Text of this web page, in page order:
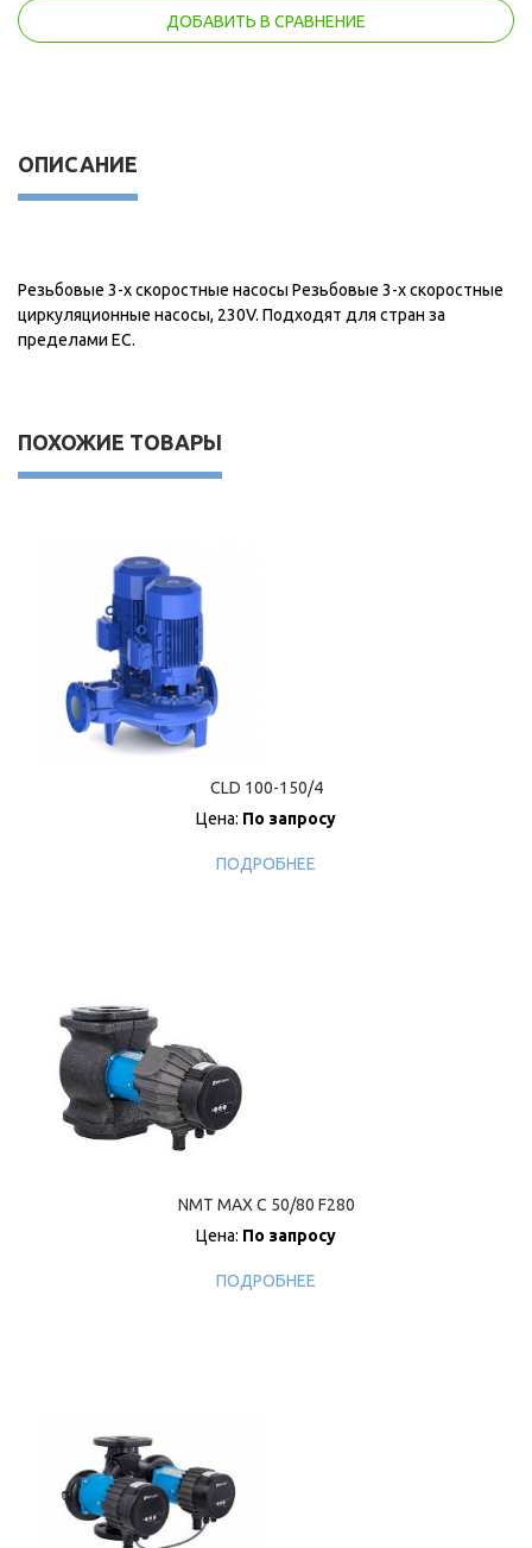
ДОБАВИТЬ В СРАВНЕНИЕ
ОПИСАНИЕ
Резьбовые 3-х скоростные насосы Резьбовые 3-х скоростные
циркуляционные насосы, 230V. Подходят для стран за
пределами ЕС.
ПОХОЖИЕ ТОВАРЫ
CLD 100-150/4
Цена: По запросу
ПОДРОБНЕЕ
NMT MAX C 50/80 F280
Цена: По запросу
ПОДРОБНЕЕ